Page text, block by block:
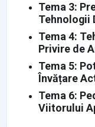
Tema 3:
Tehnologii
Tema 4:
Privire de
Tema 5:
Învățare
Tema 6:
Viitorului